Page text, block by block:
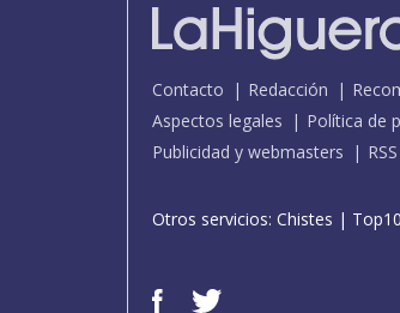
Contacto Redacción
Aspectos legales
Política de
Publicidad y webmasters
RSS
Otros servicios: Chistes |